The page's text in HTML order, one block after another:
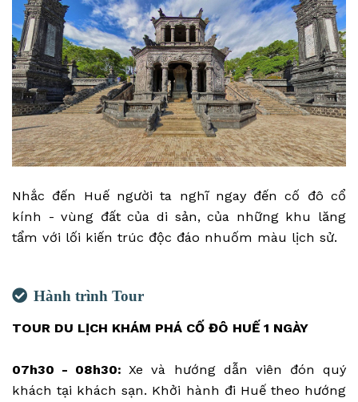
Nhắc đến Huế người ta nghĩ ngay đến cố đô cổ
kính - vùng đất của di sản, của những khu lăng
tẩm với lối kiến trúc độc đáo nhuốm màu lịch sử.
Hành trình Tour
TOUR DU LỊCH KHÁM PHÁ CỐ ĐÔ HUẾ 1 NGÀY
07h30 - 08h30: Xe và hướng dẫn viên đón quý
khách tại khách sạn. Khởi hành đi Huế theo hướng